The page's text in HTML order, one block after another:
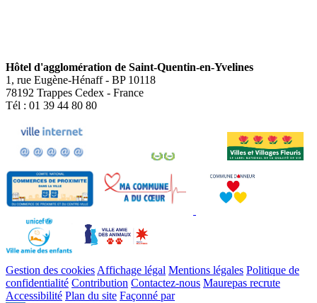
Hôtel d'agglomération de Saint-Quentin-en-Yvelines
1, rue Eugène-Hénaff - BP 10118
78192 Trappes Cedex - France
Tél : 01 39 44 80 80
Gestion des cookies Affichage légal Mentions légales Politique de
confidentialité Contribution Contactez-nous Maurepas recrute
Accessibilité Plan du site Façonné par